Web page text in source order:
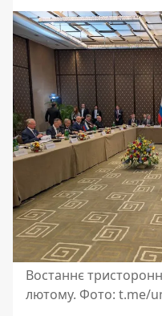
Востаннє
лютому. Фото: t.me/